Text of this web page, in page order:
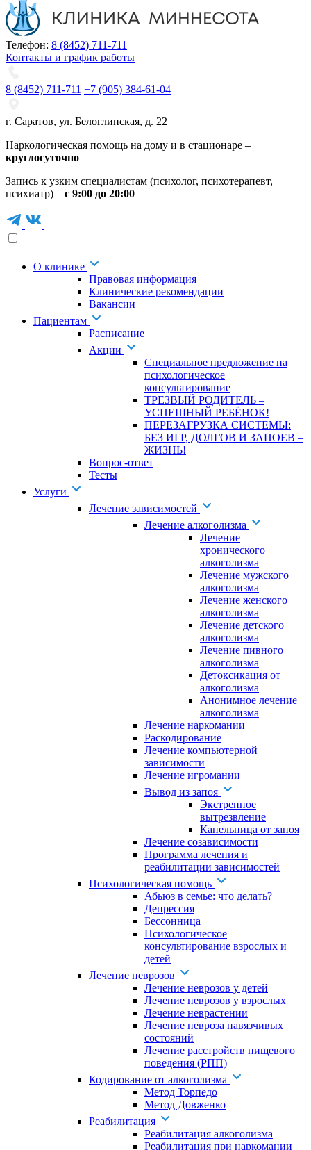
Телефон: 8 (8452) 711-711
Контакты и график работы
8 (8452) 711-711 +7 (905) 384-61-04
г. Саратов, ул. Белоглинская, д. 22
Наркологическая помощь на дому и в стационаре –
круглосуточно
Запись к узким специалистам (психолог, психотерапевт,
психиатр) – с 9:00 до 20:00
О клинике
Правовая информация
Клинические рекомендации
Вакансии
Пациентам
Расписание
Акции
Специальное предложение на
психологическое
консультирование
ТРЕЗВЫЙ РОДИТЕЛЬ –
УСПЕШНЫЙ РЕБЁНОК!
ПЕРЕЗАГРУЗКА СИСТЕМЫ:
БЕЗ ИГР, ДОЛГОВ И ЗАПОЕВ –
ЖИЗНЬ!
Вопрос-ответ
Тесты
Услуги
Лечение зависимостей
Лечение алкоголизма
Лечение
хронического
алкоголизма
Лечение мужского
алкоголизма
Лечение женского
алкоголизма
Лечение детского
алкоголизма
Лечение пивного
алкоголизма
Детоксикация от
алкоголизма
Анонимное лечение
алкоголизма
Лечение наркомании
Раскодирование
Лечение компьютерной
зависимости
Лечение игромании
Вывод из запоя
Экстренное
вытрезвление
Капельница от запоя
Лечение созависимости
Программа лечения и
реабилитации зависимостей
Психологическая помощь
Абьюз в семье: что делать?
Депрессия
Бессонница
Психологическое
консультирование взрослых и
детей
Лечение неврозов
Лечение неврозов у детей
Лечение неврозов у взрослых
Лечение неврастении
Лечение невроза навязчивых
состояний
Лечение расстройств пищевого
поведения (РПП)
Кодирование от алкоголизма
Метод Торпедо
Метод Довженко
Реабилитация
Реабилитация алкоголизма
Реабилитация при наркомании